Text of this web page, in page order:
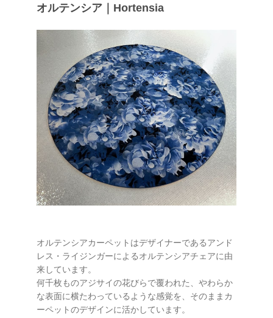
オルテンシア｜Hortensia
オルテンシアカーペットはデザイナーであるアンド
レス・ライジンガーによるオルテンシアチェアに由
来しています。
何千枚ものアジサイの花びらで覆われた、やわらか
な表面に横たわっているような感覚を、そのままカ
ーペットのデザインに活かしています。